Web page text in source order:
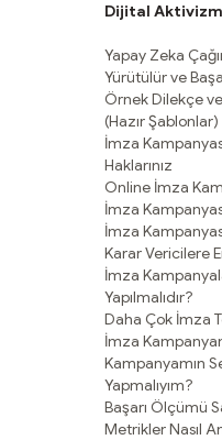
Dijital
Yapay Zeka
Yürütülür ve
Örnek Dilekçe
(Hazır Şablonlar)
İmza
Haklarınız
Online İmza
İmza
İmza
Karar Vericilere
İmza
Yapılmalıdır?
Daha Çok İmza
İmza
Kampanyamın
Yapmalıyım?
Başarı Ölçümü
Metrikler Nasıl